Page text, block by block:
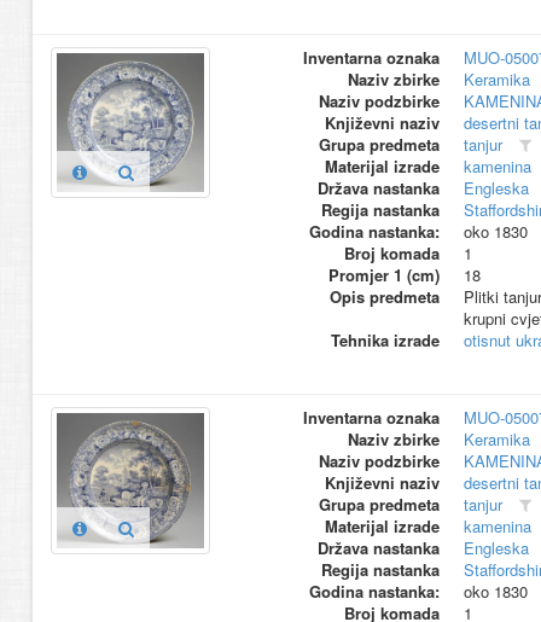
Inventarna oznaka
MUO-
Naziv zbirke
Keramika
Naziv podzbirke
Književni naziv
desertni
Grupa predmeta
tanjur
Materijal izrade
kamenina
Država nastanka
Engleska
Regija nastanka
Godina nastanka:
oko 1830
Broj komada
1
Promjer 1 (cm)
18
Opis predmeta
Plitki
krupni
Tehnika izrade
otisnut
Inventarna oznaka
MUO-
Naziv zbirke
Keramika
Naziv podzbirke
Književni naziv
desertni
Grupa predmeta
tanjur
Materijal izrade
kamenina
Država nastanka
Engleska
Regija nastanka
Godina nastanka:
oko 1830
Broj komada
1